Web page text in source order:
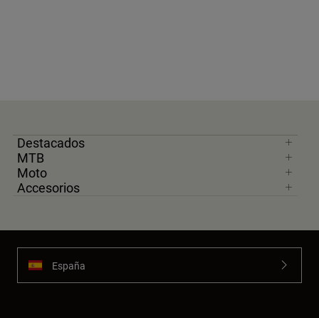
Destacados
MTB
Moto
Accesorios
España